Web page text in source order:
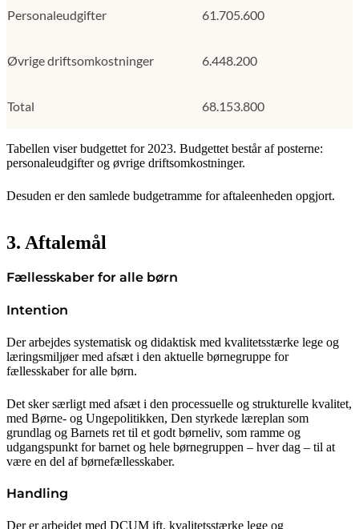
Personaleudgifter 61.705.600
Øvrige driftsomkostninger 6.448.200
Total 68.153.800
Tabellen viser budgettet for 2023. Budgettet består af posterne:
personaleudgifter og øvrige driftsomkostninger.
Desuden er den samlede budgetramme for aftaleenheden opgjort.
3. Aftalemål
Fællesskaber for alle børn
Intention
Der arbejdes systematisk og didaktisk med kvalitetsstærke lege og
læringsmiljøer med afsæt i den aktuelle børnegruppe for
fællesskaber for alle børn.
Det sker særligt med afsæt i den processuelle og strukturelle kvalitet,
med Børne- og Ungepolitikken, Den styrkede læreplan som
grundlag og Barnets ret til et godt børneliv, som ramme og
udgangspunkt for barnet og hele børnegruppen – hver dag – til at
være en del af børnefællesskaber.
Handling
Der er arbejdet med DCUM ift. kvalitetsstærke lege og